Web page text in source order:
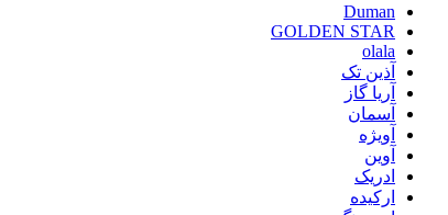
Duman
GOLDEN STAR
olala
آذین تک
آریا گاز
آسمان
آویژه
آوین
ادریک
ارکیده